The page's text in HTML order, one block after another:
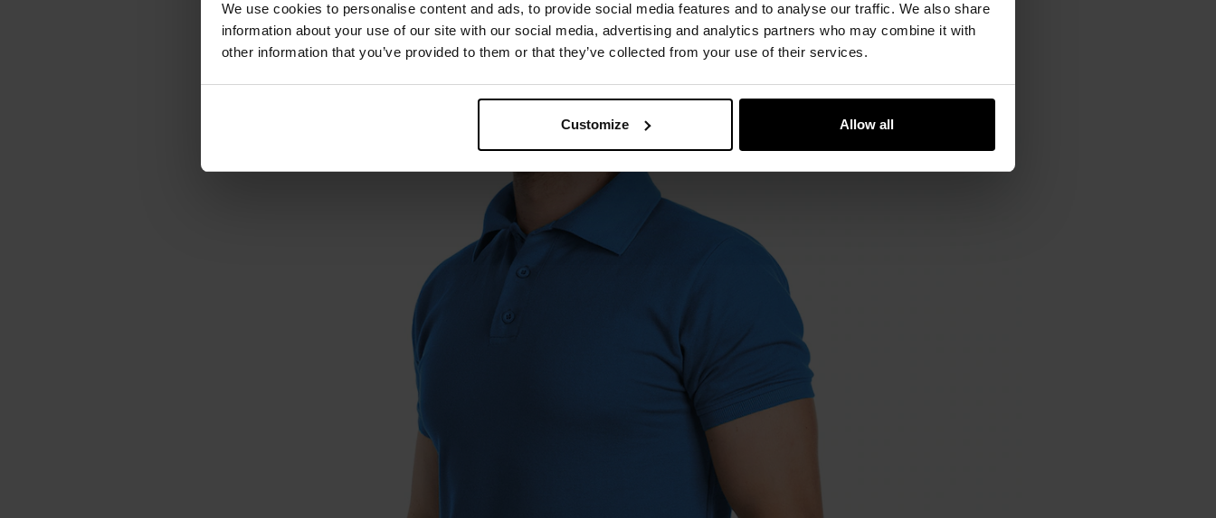
We use cookies to personalise content and ads, to provide social media features and to analyse our traffic. We also share
information about your use of our site with our social media, advertising and analytics partners who may combine it with
other information that you’ve provided to them or that they’ve collected from your use of their services.
Customize Allow all